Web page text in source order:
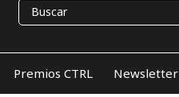
Premios CTRL Newsletter